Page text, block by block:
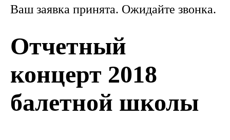
Ваш заявка принята. Ожидайте звонка.
Отчетный
концерт 2018
балетной школы